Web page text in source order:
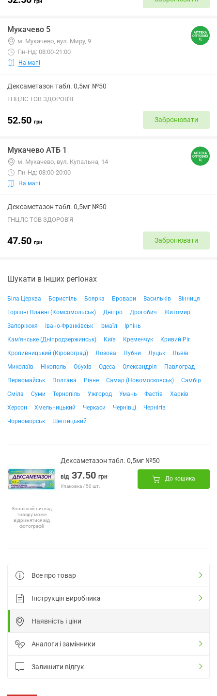
Мукачево 5
м. Мукачево, вул. Миру, 9
Пн-Нд: 08:00-21:00
На мапі
Дексаметазон табл. 0,5мг №50
ГНЦЛС ТОВ ЗДОРОВ'Я
52.50 грн Забронювати
Мукачево АТБ 1
м. Мукачево, вул. Купальна, 14
Пн-Нд: 08:00-20:00
На мапі
Дексаметазон табл. 0,5мг №50
ГНЦЛС ТОВ ЗДОРОВ'Я
47.50 грн Забронювати
Шукати в інших регіонах
Біла Церква Бориспіль Боярка Бровари Васильків
Вінниця
Горішні Плавні (Комсомольськ)
Дніпро Дрогобич
Житомир
Запоріжжя
Івано-Франківськ Ізмаїл
Ірпінь
Кам'янське (Дніпродзержинськ)
Київ Кременчук
Кривий Ріг
Кропивницький (Кіровоград)
Лозова Лубни Луцьк
Львів
Миколаїв
Нікополь Обухів Одеса Олександрія
Павлоград
Первомайськ
Полтава Рівне Самар (Новомосковськ)
Самбір
Сміла
Суми Тернопіль Ужгород Умань Фастів
Харків
Херсон
Хмельницький Черкаси Чернівці
Чернігів
Чорноморськ
Шептицький
Зовнішній вигляд
товару може
відрізнятися від
фотографії
Дексаметазон табл. 0,5мг №50
від 37.50 грн
Упаковка / 50 шт.
До кошика
Все про товар
Інструкція виробника
Наявність і ціни
Аналоги і замінники
Залишити відгук